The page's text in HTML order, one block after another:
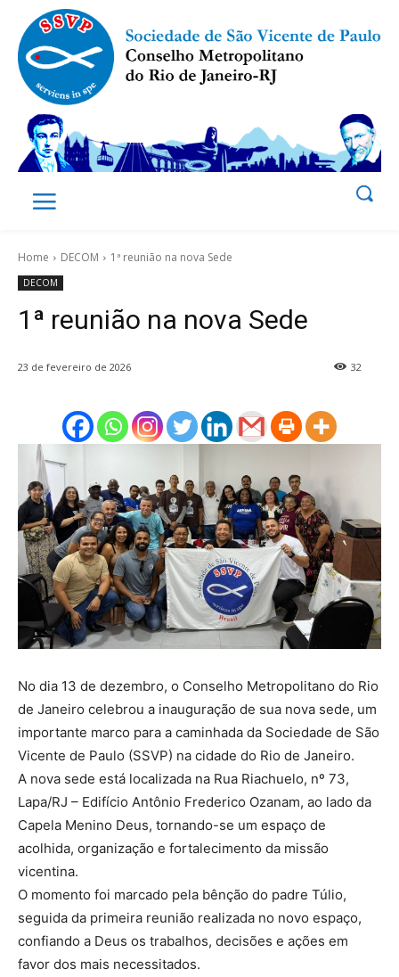
Home DECOM 1ª reunião na nova Sede
DECOM
1ª reunião na nova Sede
23 de fevereiro de 2026 32
No dia 13 de dezembro, o Conselho Metropolitano do Rio
de Janeiro celebrou a inauguração de sua nova sede, um
importante marco para a caminhada da Sociedade de São
Vicente de Paulo (SSVP) na cidade do Rio de Janeiro.
A nova sede está localizada na Rua Riachuelo, nº 73,
Lapa/RJ – Edifício Antônio Frederico Ozanam, ao lado da
Capela Menino Deus, tornando-se um espaço de
acolhida, organização e fortalecimento da missão
vicentina.
O momento foi marcado pela bênção do padre Túlio,
seguida da primeira reunião realizada no novo espaço,
confiando a Deus os trabalhos, decisões e ações em
favor dos mais necessitados.